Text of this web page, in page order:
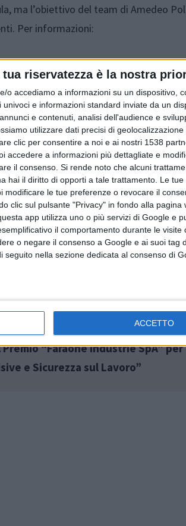
riservatezza è la nostra
o accediamo a informazioni su un dispositivo,
e informazioni standard inviate da un
e contenuti, analisi dell'audience e
utilizzare dati precisi di
clic per consentire a noi e ai nostri 1538
accedere a informazioni più dettagliate e
il consenso. Si rende noto che alcuni
hai il diritto di opporti a tale trattamento. Le
modificare le tue preferenze o revocare il
clic sul pulsante "Privacy" in fondo alla pagina
app utilizza uno o più servizi di Google e
il comportamento durante le visite
o negare il consenso a Google e ai suoi tag
seguito nella sezione dedicata al consenso di
ACCETTO
ma l’obiettivo del team di Amedeo
Per informazioni:
Articolo precedente
Premio “Faraone Industrie SpA” per
e Sicurezza sul Lavoro”